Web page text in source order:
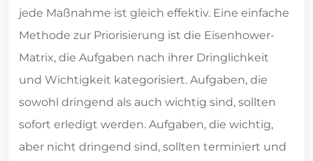
jede Maßnahme ist gleich effektiv. Eine einfache
Methode zur Priorisierung ist die Eisenhower-
Matrix, die Aufgaben nach ihrer Dringlichkeit
und Wichtigkeit kategorisiert. Aufgaben, die
sowohl dringend als auch wichtig sind, sollten
sofort erledigt werden. Aufgaben, die wichtig,
aber nicht dringend sind, sollten terminiert und